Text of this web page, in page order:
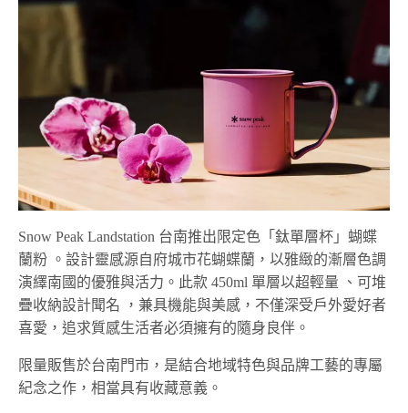
Snow Peak Landstation 台南推出限定色「鈦單層杯」蝴蝶
蘭粉 。設計靈感源自府城市花蝴蝶蘭，以雅緻的漸層色調
演繹南國的優雅與活力。此款 450ml 單層以超輕量 、可堆
疊收納設計聞名 ，兼具機能與美感，不僅深受戶外愛好者
喜愛，追求質感生活者必須擁有的隨身良伴。
限量販售於台南門市，是結合地域特色與品牌工藝的專屬
紀念之作，相當具有收藏意義。